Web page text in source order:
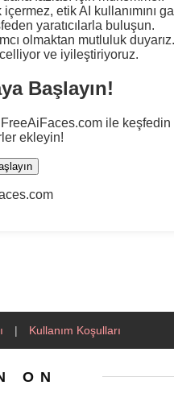
etik AI kullanımını
yaratıcılarla buluşun.
olmaktan mutluluk duyarız.
ve iyileştiriyoruz.
Başlayın!
FreeAiFaces.com ile
ekleyin!
| Kullanım Koşulları
ON